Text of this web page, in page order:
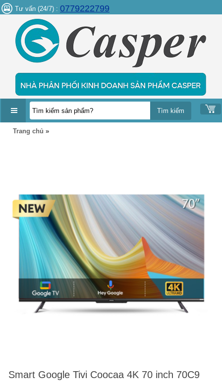
Tư vấn (24/7) : 0779222799
DANH
Trang chủ »
Smart Google Tivi Coocaa 4K 70 inch 70C9